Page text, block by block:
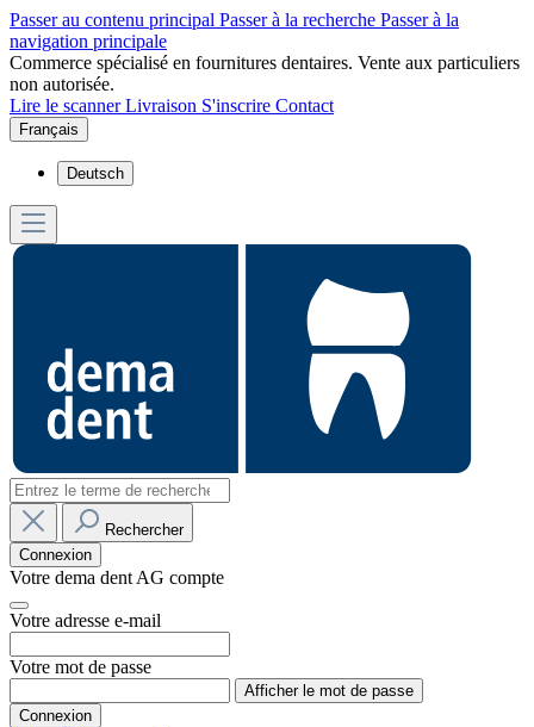
Passer au contenu principal Passer à la recherche Passer à la
navigation principale
Commerce spécialisé en fournitures dentaires. Vente aux particuliers
non autorisée.
Lire le scannerLivraison S'inscrire Contact
Français
Deutsch
Rechercher
Connexion
Votre dema dent AG compte
Votre adresse e-mail
Votre mot de passe
Afficher le mot de passe
Connexion